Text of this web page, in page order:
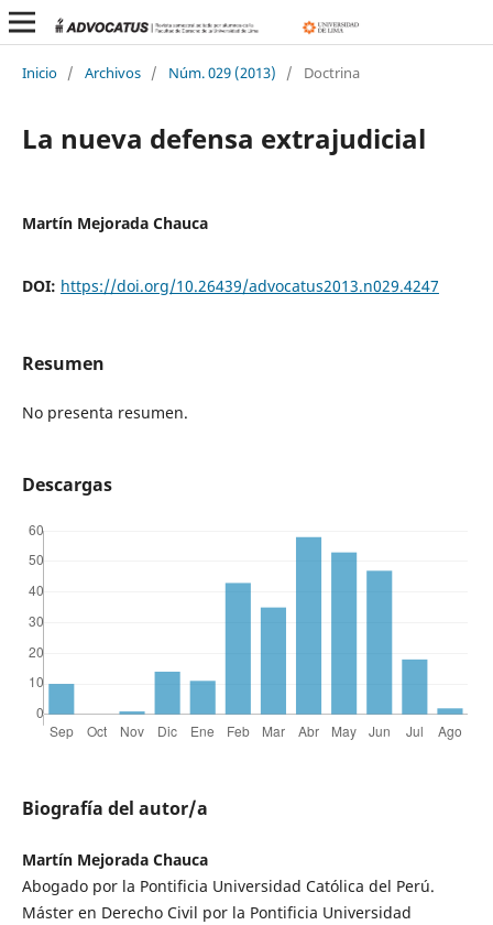
Inicio / Archivos / Núm. 029 (2013) / Doctrina
La nueva defensa extrajudicial
Martín Mejorada Chauca
DOI: https://doi.org/10.26439/advocatus2013.n029.4247
Resumen
No presenta resumen.
Descargas
Biografía del autor/a
Martín Mejorada Chauca
Abogado por la Pontificia Universidad Católica del Perú.
Máster en Derecho Civil por la Pontificia Universidad